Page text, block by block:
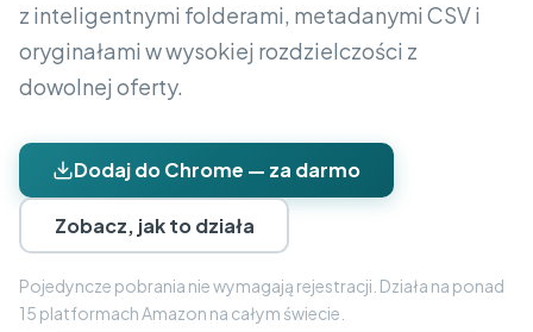
z inteligentnymi folderami, metadanymi CSV i
oryginałami w wysokiej rozdzielczości z
dowolnej oferty.
Dodaj do Chrome — za darmo
Zobacz, jak to działa
Pojedyncze pobrania nie wymagają rejestracji. Działa na ponad
15 platformach Amazon na całym świecie.